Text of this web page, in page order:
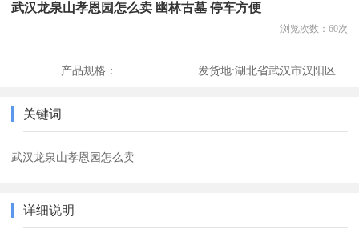
武汉龙泉山孝恩园怎么卖 幽林古墓 停车方便
浏览次数： 60次
产品规格： 发货地:湖北省武汉市汉阳区
关键词
武汉龙泉山孝恩园怎么卖
详细说明